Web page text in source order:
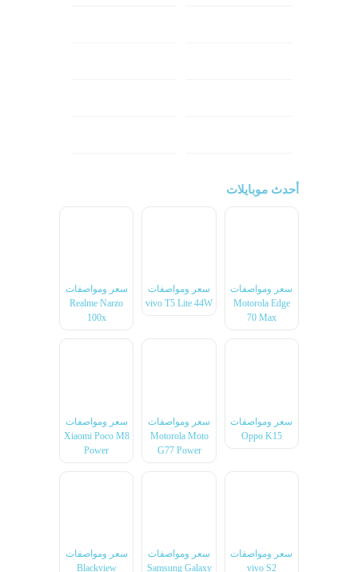
أحدث موبايلات
سعر ومواصفات
Motorola Edge
70 Max
سعر ومواصفات
vivo T5 Lite 44W
سعر ومواصفات
Realme Narzo
100x
سعر ومواصفات
Oppo K15
سعر ومواصفات
Motorola Moto
G77 Power
سعر ومواصفات
Xiaomi Poco M8
Power
سعر ومواصفات
vivo S2
سعر ومواصفات
Samsung Galaxy
سعر ومواصفات
Blackview